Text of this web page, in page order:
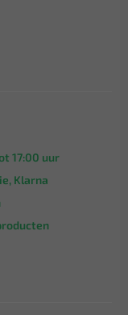
17:00 uur
Klarna